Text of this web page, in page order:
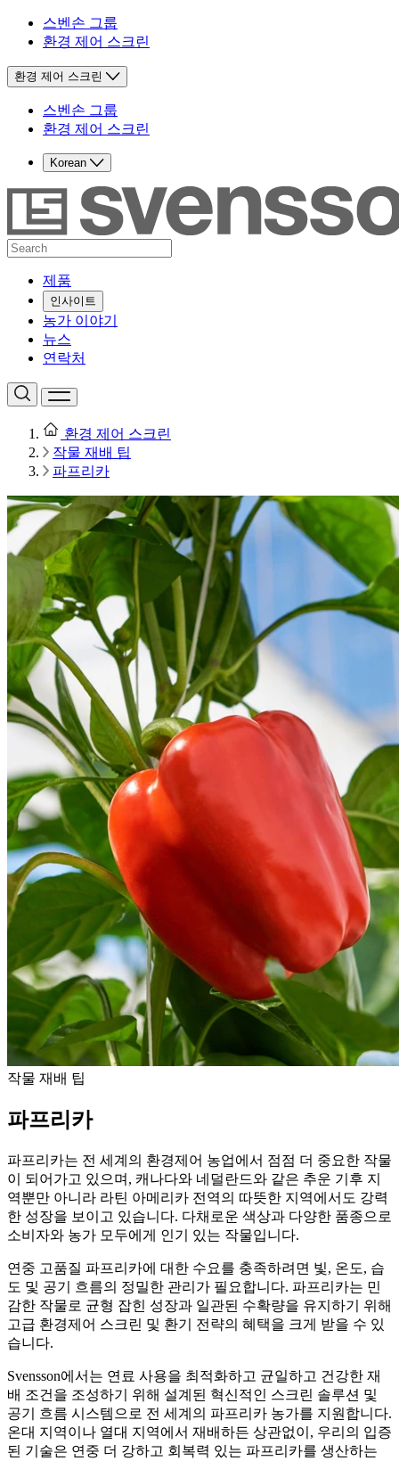
스벤손 그룹
환경 제어 스크린
환경 제어 스크린
스벤손 그룹
환경 제어 스크린
Korean
제품
인사이트
농가 이야기
뉴스
연락처
환경 제어 스크린
작물 재배 팁
파프리카
작물 재배 팁
파프리카
파프리카는 전 세계의 환경제어 농업에서 점점 더 중요한 작물
이 되어가고 있으며, 캐나다와 네덜란드와 같은 추운 기후 지
역뿐만 아니라 라틴 아메리카 전역의 따뜻한 지역에서도 강력
한 성장을 보이고 있습니다. 다채로운 색상과 다양한 품종으로
소비자와 농가 모두에게 인기 있는 작물입니다.
연중 고품질 파프리카에 대한 수요를 충족하려면 빛, 온도, 습
도 및 공기 흐름의 정밀한 관리가 필요합니다. 파프리카는 민
감한 작물로 균형 잡힌 성장과 일관된 수확량을 유지하기 위해
고급 환경제어 스크린 및 환기 전략의 혜택을 크게 받을 수 있
습니다.
Svensson에서는 연료 사용을 최적화하고 균일하고 건강한 재
배 조건을 조성하기 위해 설계된 혁신적인 스크린 솔루션 및
공기 흐름 시스템으로 전 세계의 파프리카 농가를 지원합니다.
온대 지역이나 열대 지역에서 재배하든 상관없이, 우리의 입증
된 기술은 연중 더 강하고 회복력 있는 파프리카를 생산하는